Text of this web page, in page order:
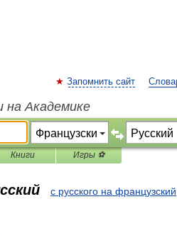
Запомнить сайт
на Академике
Книги Игры ⚽
с русского на французский